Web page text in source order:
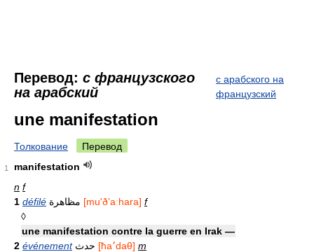
Перевод: с французского
на арабский
с арабского на
французский
une manifestation
Толкование Перевод
1
manifestation
n f
1 défilé [mu'ðʼaːhara] f
◊
une manifestation contre la guerre en Irak —
2 événement [ћa׳daθ] m